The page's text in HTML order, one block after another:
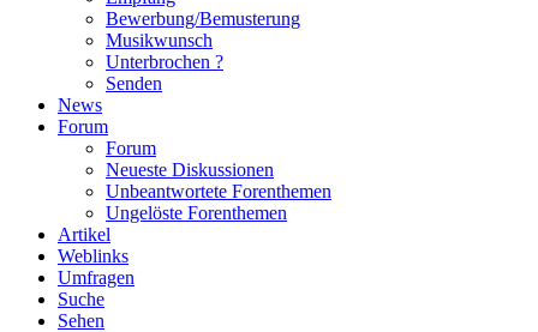
Bewerbung/Bemusterung
Musikwunsch
Unterbrochen ?
Senden
News
Forum
Forum
Neueste Diskussionen
Unbeantwortete Forenthemen
Ungelöste Forenthemen
Artikel
Weblinks
Umfragen
Suche
Sehen